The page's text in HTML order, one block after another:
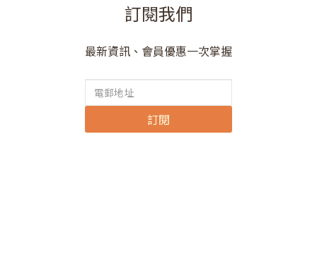
訂閱我們
最新資訊、會員優惠一次掌握
訂閱